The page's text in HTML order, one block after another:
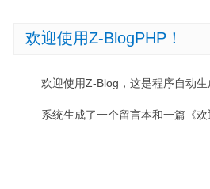
欢迎使用Z-BlogPHP！
欢迎使用Z-Blog，这是程序自动
系统生成了一个留言本和一篇《